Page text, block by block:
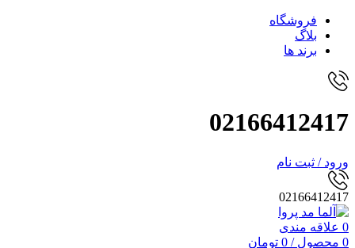
فروشگاه
بلاگ
برند ها
02166412417
ورود / ثبت نام
02166412417
0 علاقه مندی
0 محصول /
0 تومان